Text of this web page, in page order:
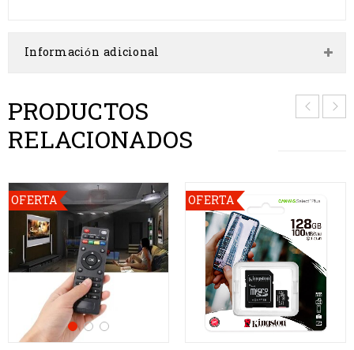
Información adicional
PRODUCTOS
RELACIONADOS
OFERTA OFERTA